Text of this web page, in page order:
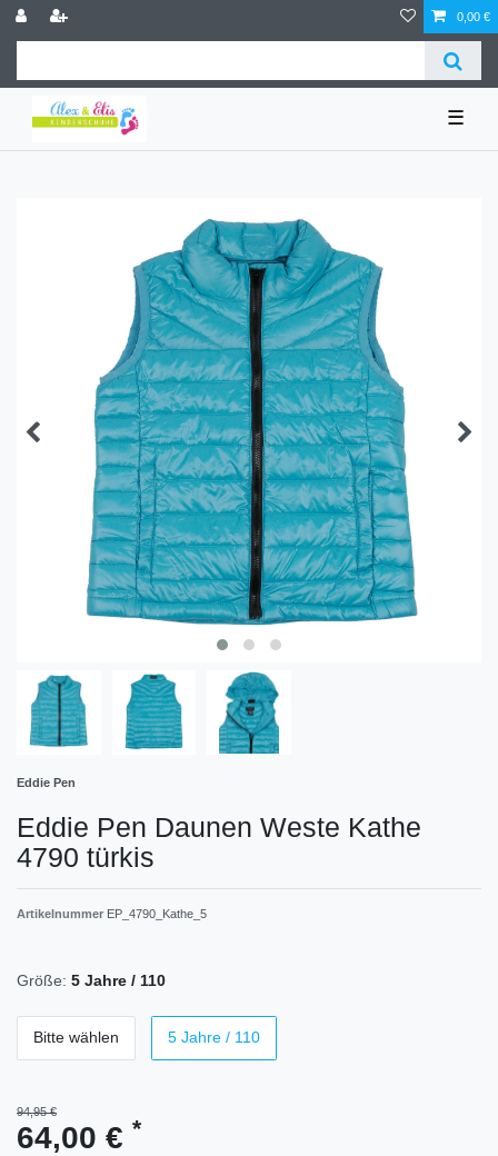
0,00 €
☰
Eddie Pen
Eddie Pen Daunen Weste Kathe
4790 türkis
Artikelnummer EP_4790_Kathe_5
Größe: 5 Jahre / 110
Bitte wählen 5 Jahre / 110
94,95 €
64,00 € *